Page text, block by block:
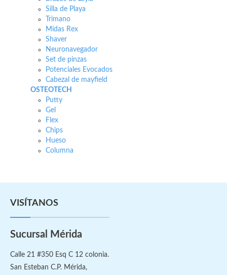
Silla de Playa
Trimano
Midas Rex
Shaver
Neuronavegador
Set de pinzas
Potenciales Evocados
Cabezal de mayfield
OSTEOTECH
Putty
Gel
Flex
Chips
Hueso
Columna
VISÍTANOS
Sucursal Mérida
Calle 21 #350 Esq C 12 colonia.
San Esteban C.P. Mérida,